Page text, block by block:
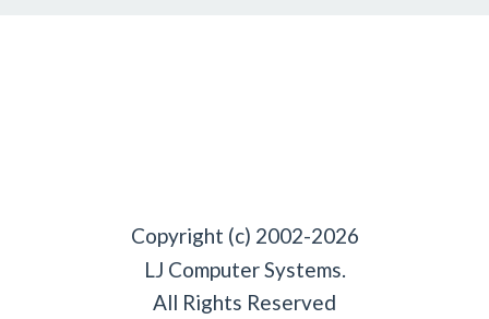
Copyright (c) 2002-2026
LJ Computer Systems.
All Rights Reserved